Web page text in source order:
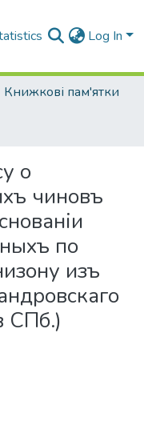
Log In
Книжкові пам'ятки
о
чиновъ
по
изъ
СПб.)